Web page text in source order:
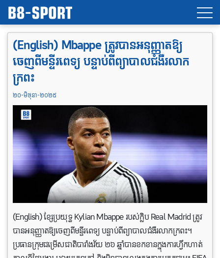
(English) Mbappe ត្រូវបានអនុញ្ញាតឱ្យ
ចេញពីមន្ទីរពេទ្យ បន្ទាប់ពីព្យាបាលជំងឺរលាក
ក្រពះ
២០-មិថុនា-២០២៥
(English) ខ្សែប្រយុទ្ធ Kylian Mbappe របស់ក្លិប Real Madrid ត្រូវ
បានអនុញ្ញាតឱ្យចេញពីមន្ទីរពេទ្យ បន្ទាប់ពីព្យាបាលជំងឺរលាកក្រពះ។
ប្រធានក្រុមជម្រើសជាតិបារាំងវ័យ ២៦ ឆ្នាំបានខកខានក្នុងការហ្វឹកហាត់